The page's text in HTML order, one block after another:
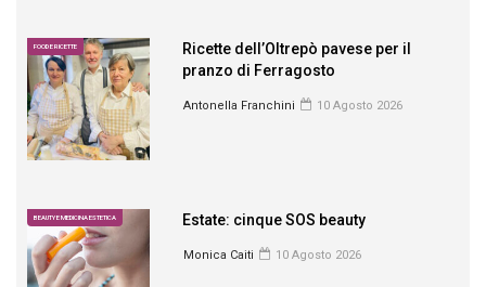
FOOD E RICETTE
Ricette dell’Oltrepò pavese per il
pranzo di Ferragosto
Antonella Franchini 10 Agosto 2026
BEAUTY E MEDICINA ESTETICA Estate: cinque SOS beauty
Monica Caiti 10 Agosto 2026